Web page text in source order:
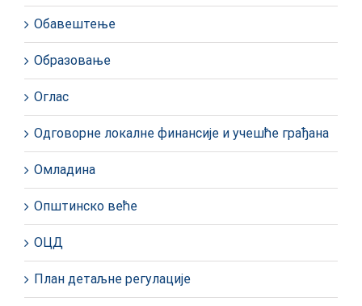
Обавештење
Образовање
Оглас
Одговорне локалне финансије и учешће грађана
Омладина
Општинско веће
ОЦД
План детаљне регулације